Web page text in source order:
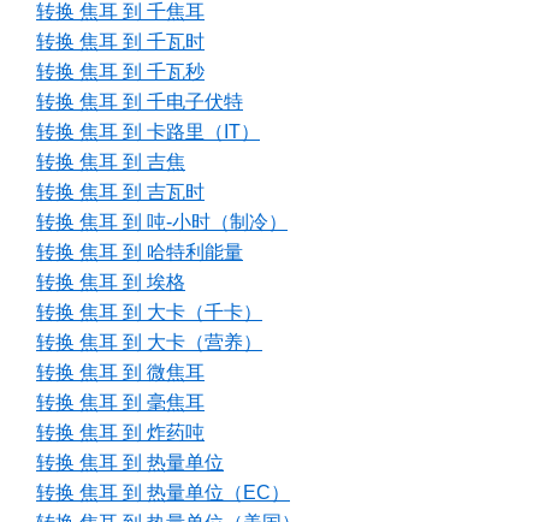
转换 焦耳 到 千焦耳
转换 焦耳 到 千瓦时
转换 焦耳 到 千瓦秒
转换 焦耳 到 千电子伏特
转换 焦耳 到 卡路里（IT）
转换 焦耳 到 吉焦
转换 焦耳 到 吉瓦时
转换 焦耳 到 吨-小时（制冷）
转换 焦耳 到 哈特利能量
转换 焦耳 到 埃格
转换 焦耳 到 大卡（千卡）
转换 焦耳 到 大卡（营养）
转换 焦耳 到 微焦耳
转换 焦耳 到 毫焦耳
转换 焦耳 到 炸药吨
转换 焦耳 到 热量单位
转换 焦耳 到 热量单位（EC）